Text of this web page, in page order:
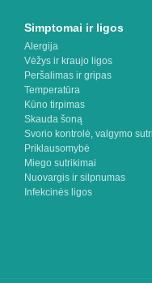
Simptomai ir ligos
Alergija
Vėžys ir kraujo ligos
Peršalimas ir gripas
Temperatūra
Kūno tirpimas
Skauda šoną
Svorio kontrolė, valgymo
Priklausomybė
Miego sutrikimai
Nuovargis ir silpnumas
Infekcinės ligos